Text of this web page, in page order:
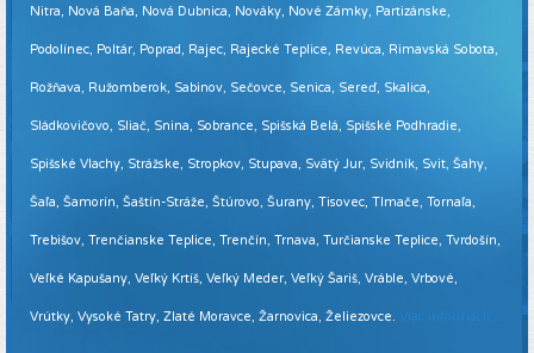
Nitra, Nová Baňa, Nová Dubnica, Nováky, Nové Zámky, Partizánske,
Podolínec, Poltár, Poprad, Rajec, Rajecké Teplice, Revúca, Rimavská Sobota,
Rožňava, Ružomberok, Sabinov, Sečovce, Senica, Sereď, Skalica,
Sládkovičovo, Sliač, Snina, Sobrance, Spišská Belá, Spišské Podhradie,
Spišské Vlachy, Strážske, Stropkov, Stupava, Svätý Jur, Svidník, Svit, Šahy,
Šaľa, Šamorín, Šaštín-Stráže, Štúrovo, Šurany, Tisovec, Tlmače, Tornaľa,
Trebišov, Trenčianske Teplice, Trenčín, Trnava, Turčianske Teplice, Tvrdošín,
Veľké Kapušany, Veľký Krtíš, Veľký Meder, Veľký Šariš, Vráble, Vrbové,
Vrútky, Vysoké Tatry, Zlaté Moravce, Žarnovica, Želiezovce. Viac informácií ...